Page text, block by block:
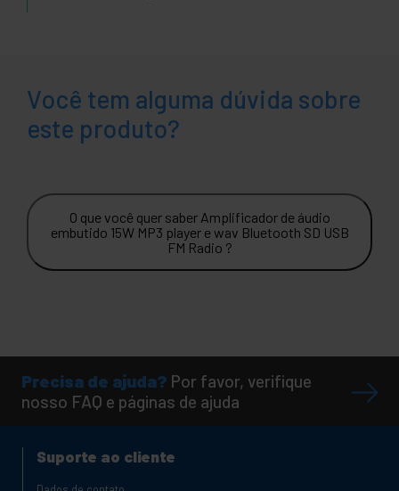
Você tem alguma dúvida sobre
este produto?
O que você quer saber Amplificador de áudio
embutido 15W MP3 player e wav Bluetooth SD USB
FM Radio ?
Precisa de ajuda? Por favor, verifique
nosso FAQ e páginas de ajuda
Suporte ao cliente